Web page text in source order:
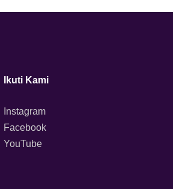
Ikuti Kami
Instagram
Facebook
YouTube